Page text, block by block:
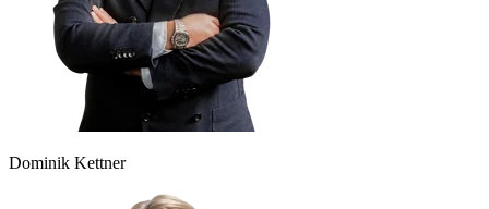
Dominik Kettner